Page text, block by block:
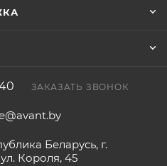
ЗАКАЗАТЬ ЗВОНОК
Беларусь, г.
Короля, 45